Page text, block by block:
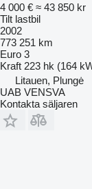
4 000 € ≈ 43 850 kr
Tilt lastbil
2002
773 251 km
Euro 3
Kraft 223 hk (164
Litauen, Plungė
UAB VENSVA
Kontakta säljaren